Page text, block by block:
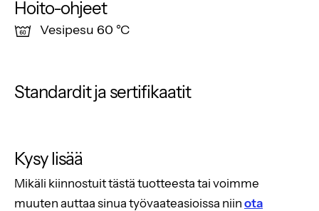
Hoito-ohjeet
Vesipesu 60 °C
Standardit ja sertifikaatit
Kysy lisää
Mikäli kiinnostuit tästä tuotteesta tai voimme
muuten auttaa sinua työvaateasioissa niin ota